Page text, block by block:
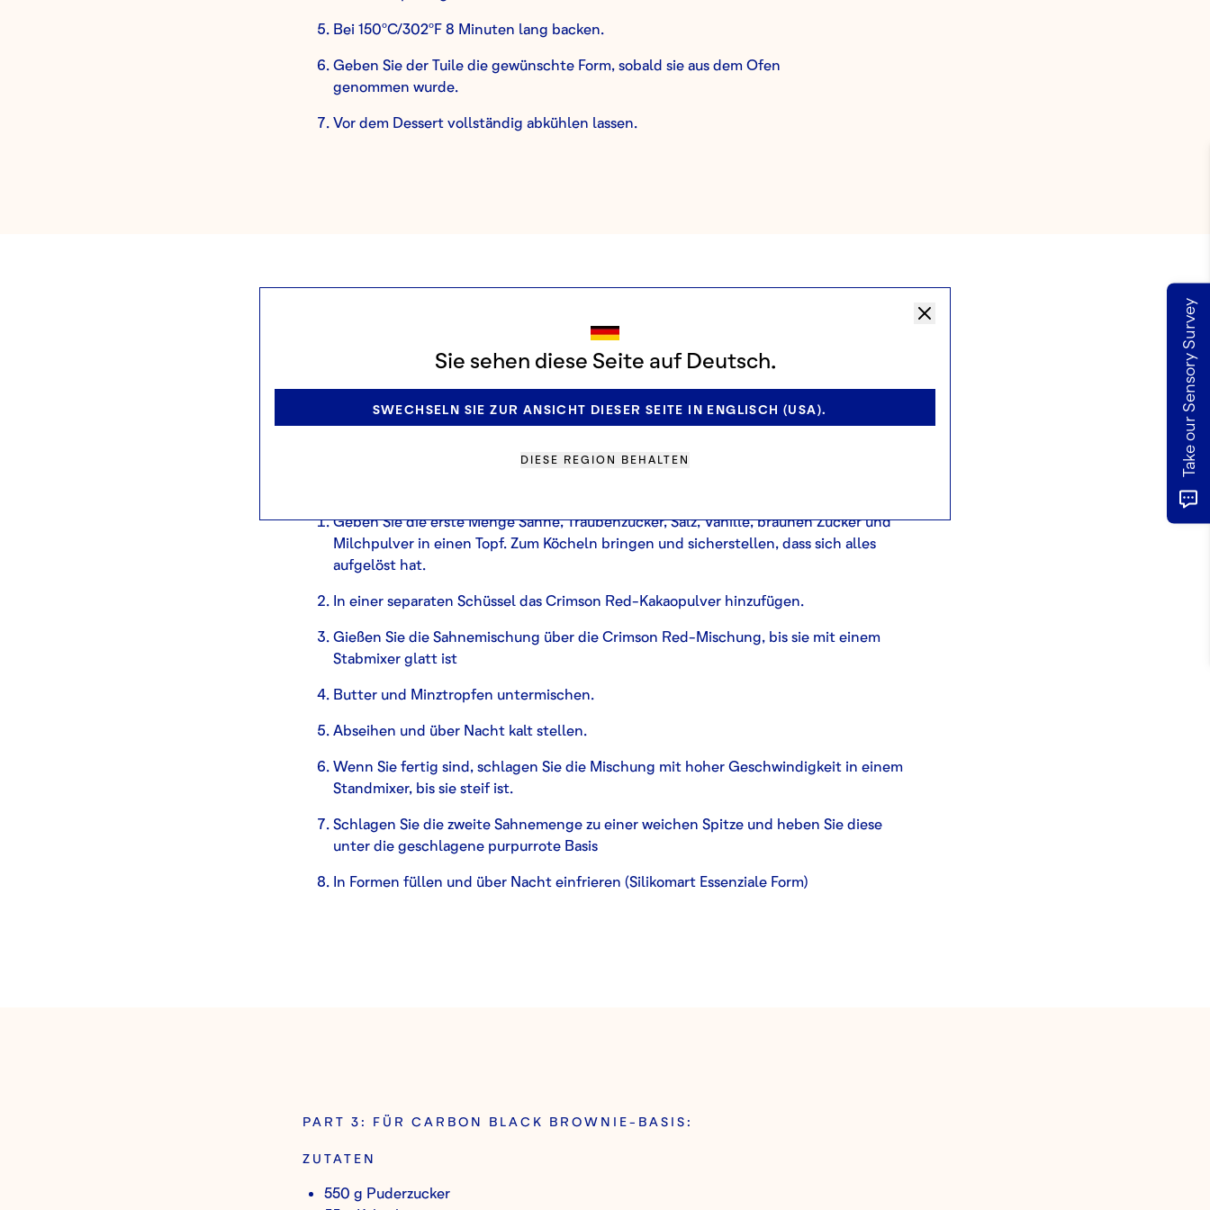
Sie sehen diese Seite auf Deutsch.
SWECHSELN SIE ZUR ANSICHT DIESER SEITE IN ENGLISCH (USA).
DIESE REGION BEHALTEN
Bei 150ºC/302ºF 8 Minuten lang backen.
Geben Sie der Tuile die gewünschte Form, sobald sie aus dem Ofen
genommen wurde.
Vor dem Dessert vollständig abkühlen lassen.
ZUTATEN
285 g Sahne 114 g Glukose 108 g deZaanCrimson Red Kakaopulver1g Salz 184 g brauner
Zucker 38 g Butter (weich) 57 g Milchpulver 3 Tropfen Minzextrakt ½ Vanilleschote
Geben Sie die erste Menge Sahne, Traubenzucker, Salz, Vanille, braunen Zucker und
Milchpulver in einen Topf. Zum Köcheln bringen und sicherstellen, dass sich alles
aufgelöst hat.
In einer separaten Schüssel das Crimson Red-Kakaopulver hinzufügen.
Gießen Sie die Sahnemischung über die Crimson Red-Mischung, bis sie mit einem
Stabmixer glatt ist
Butter und Minztropfen untermischen.
Abseihen und über Nacht kalt stellen.
Wenn Sie fertig sind, schlagen Sie die Mischung mit hoher Geschwindigkeit in einem
Standmixer, bis sie steif ist.
Schlagen Sie die zweite Sahnemenge zu einer weichen Spitze und heben Sie diese
unter die geschlagene purpurrote Basis
In Formen füllen und über Nacht einfrieren (Silikomart Essenziale Form)
PART 3: FÜR CARBON BLACK BROWNIE-BASIS:
ZUTATEN
550 g Puderzucker
Take our Sensory Survey